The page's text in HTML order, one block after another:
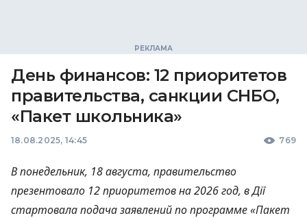
День финансов: 12 приоритетов
правительства, санкции СНБО,
«Пакет школьника»
18.08.2025, 14:45 769
В понедельник, 18 августа, правительство
презентовало 12 приоритетов на 2026 год, в Дії
стартовала подача заявлений по программе «Пакет